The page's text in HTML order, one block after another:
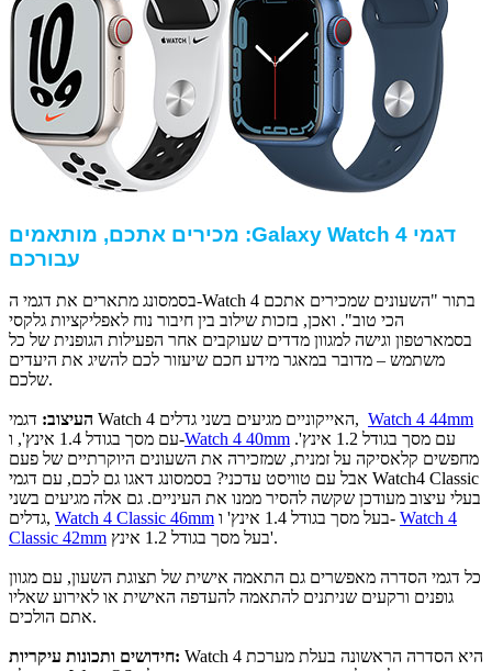
דגמי Galaxy Watch 4: מכירים אתכם, מותאמים
עבורכם
בסמסונג מתארים את דגמי ה-Watch 4 בתור "השעונים שמכירים אתכם
הכי טוב". ואכן, בזכות שילוב בין חיבור נוח לאפליקציות גלקסי
בסמארטפון וגישה למגוון מדדים שעוקבים אחר הפעילות הגופנית של כל
משתמש – מדובר במאגר מידע חכם שיעזור לכם להשיג את היעדים
שלכם.
העיצוב: דגמי Watch 4 האייקוניים מגיעים בשני גדלים, Watch 4 44mm
עם מסך בגודל 1.4 אינץ', ו-Watch 4 40mm
מחפשים קלאסיקה על זמנית, שמזכירה את השעונים היוקרתיים של פעם
אבל עם טוויסט עדכני? בסמסונג דאגו גם לכם, עם דגמי Watch4 Classic
בעלי עיצוב מעודכן שקשה להסיר ממנו את העיניים. גם אלה מגיעים בשני
גדלים, Watch 4 Classic 46mm בעל מסך בגודל 1.4 אינץ' ו- Watch 4
Classic 42mm
בעל מסך בגודל 1.2 אינץ'.
כל דגמי הסדרה מאפשרים גם התאמה אישית של תצוגת השעון, עם מגוון
גופנים ורקעים שניתנים להתאמה להעדפה האישית או לאירוע שאליו
אתם הולכים.
חידושים ותכונות עיקריות: Watch 4 היא הסדרה הראשונה בעלת מערכת